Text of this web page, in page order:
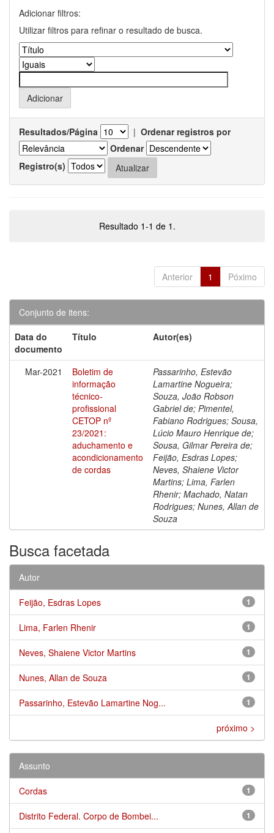
Adicionar filtros:
Utilizar filtros para refinar o resultado de busca.
Resultados/Página | Ordenar registros por
Ordenar
Registro(s)
Resultado 1-1 de 1.
Anterior 1 Póximo
Conjunto de itens:
Data do
documento
Título Autor(es)
Mar-2021
Boletim de
informação
técnico-
profissional
CETOP nº
23/2021:
aduchamento e
acondicionamento
de cordas
Passarinho, Estevão
Lamartine Nogueira;
Souza, João Robson
Gabriel de; Pimentel,
Fabiano Rodrigues; Sousa,
Lúcio Mauro Henrique de;
Sousa, Gilmar Pereira de;
Feijão, Esdras Lopes;
Neves, Shaiene Victor
Martins; Lima, Farlen
Rhenir; Machado, Natan
Rodrigues; Nunes, Allan de
Souza
Busca facetada
Autor
1
Feijão, Esdras Lopes
1
Lima, Farlen Rhenir
1
Neves, Shaiene Victor Martins
1
Nunes, Allan de Souza
1
Passarinho, Estevão Lamartine Nog...
próximo >
Assunto
1
Cordas
1
Distrito Federal. Corpo de Bombei...